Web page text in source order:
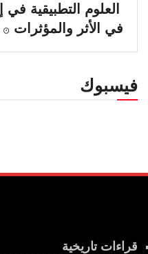
العلوم التطبيقية
في الأثر والمؤثرات
فيسبوك
قراءات تاريخية